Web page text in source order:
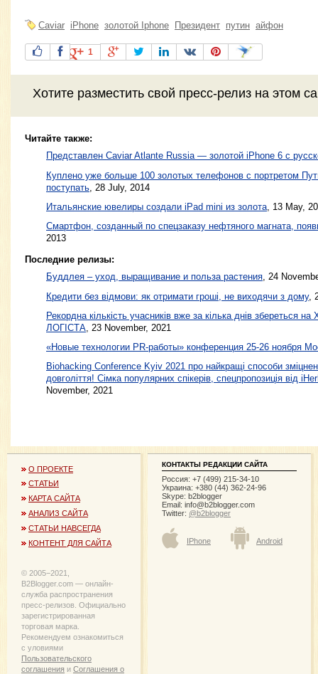
Caviar iPhone золотой Iphone Президент путин айфон
1
Хотите разместить свой пресс-релиз на этом
Читайте также:
Представлен Caviar Atlante Russia — золотой iPhone 6 с
Куплено уже больше 100 золотых телефонов с портретом
поступать 28 July, 2014
Итальянские ювелиры создали iPad mini из золота 13 May,
Смартфон, созданный по спецзаказу нефтяного магната,
2013
Последние релизы:
Буддлея – уход, выращивание и польза растения, 24
Кредити без відмови: як отримати гроші, не виходячи з дому,
Рекордна кількість учасників вже за кілька днів
ЛОГІСТА , 23 November, 2021
«Новые технологии PR-работы» конференция 25-26 ноября
Biohacking Conference Kyiv 2021 про найкращі способи
довголіття! Сімка популярних спікерів, спецпропозиція від
November, 2021
О ПРОЕКТЕ
СТАТЬИ
КАРТА САЙТА
АНАЛИЗ САЙТА
СТАТЬИ НАВСЕГДА
КОНТЕНТ ДЛЯ САЙТА
© 2005−2021,
B2Blogger.com — онлайн-
служба распространения
пресс-релизов. Официально
зарегистрированная
торговая марка.
Рекомендуем ознакомиться
с уловиями
Пользовательского
соглашения и Соглашения о
КОНТАКТЫ РЕДАКЦИИ САЙТА
Россия: +7 (499) 215-34-10
Украина: +380 (44) 362-24-96
Skype: b2blogger
Email: info@b2blogger.com
Twitter: @b2blogger
IPhone Android